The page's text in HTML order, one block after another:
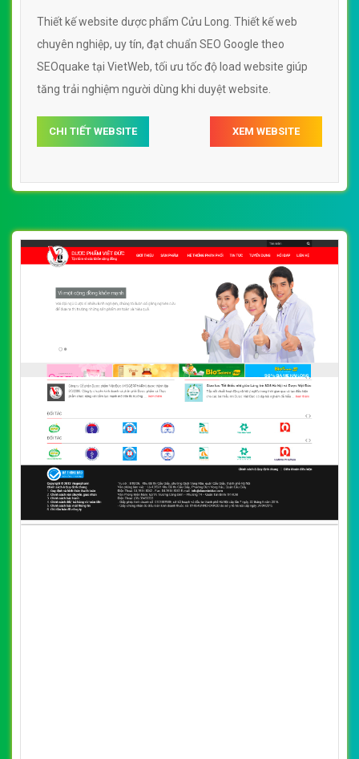
Thiết kế website dược phẩm Cửu Long. Thiết kế web
chuyên nghiệp, uy tín, đạt chuẩn SEO Google theo
SEOquake tại VietWeb, tối ưu tốc độ load website giúp
tăng trải nghiệm người dùng khi duyệt website.
CHI TIẾT WEBSITE XEM WEBSITE